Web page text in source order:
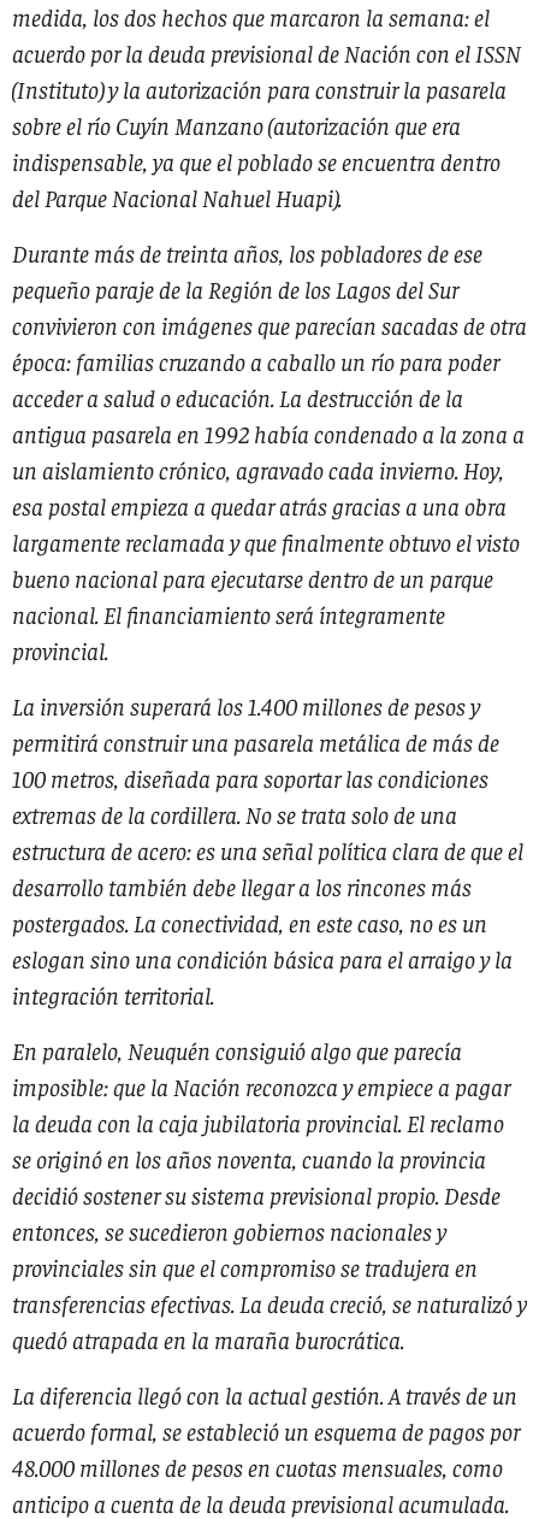
medida, los dos hechos que marcaron la semana: el
acuerdo por la deuda previsional de Nación con el ISSN
(Instituto) y la autorización para construir la pasarela
sobre el río Cuyín Manzano (autorización que era
indispensable, ya que el poblado se encuentra dentro
del Parque Nacional Nahuel Huapi).
Durante más de treinta años, los pobladores de ese
pequeño paraje de la Región de los Lagos del Sur
convivieron con imágenes que parecían sacadas de otra
época: familias cruzando a caballo un río para poder
acceder a salud o educación. La destrucción de la
antigua pasarela en 1992 había condenado a la zona a
un aislamiento crónico, agravado cada invierno. Hoy,
esa postal empieza a quedar atrás gracias a una obra
largamente reclamada y que finalmente obtuvo el visto
bueno nacional para ejecutarse dentro de un parque
nacional. El financiamiento será íntegramente
provincial.
La inversión superará los 1.400 millones de pesos y
permitirá construir una pasarela metálica de más de
100 metros, diseñada para soportar las condiciones
extremas de la cordillera. No se trata solo de una
estructura de acero: es una señal política clara de que el
desarrollo también debe llegar a los rincones más
postergados. La conectividad, en este caso, no es un
eslogan sino una condición básica para el arraigo y la
integración territorial.
En paralelo, Neuquén consiguió algo que parecía
imposible: que la Nación reconozca y empiece a pagar
la deuda con la caja jubilatoria provincial. El reclamo
se originó en los años noventa, cuando la provincia
decidió sostener su sistema previsional propio. Desde
entonces, se sucedieron gobiernos nacionales y
provinciales sin que el compromiso se tradujera en
transferencias efectivas. La deuda creció, se naturalizó y
quedó atrapada en la maraña burocrática.
La diferencia llegó con la actual gestión. A través de un
acuerdo formal, se estableció un esquema de pagos por
48.000 millones de pesos en cuotas mensuales, como
anticipo a cuenta de la deuda previsional acumulada.